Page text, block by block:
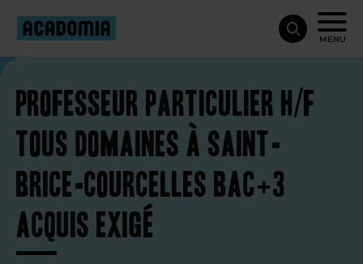
MENU
Professeur particulier H/F
tous domaines à Saint-
Brice-Courcelles Bac+3
acquis exigé